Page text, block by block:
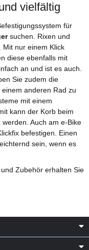
vielfältig
für
suchen. Rixen und
Mit nur einem Klick
diese ebenfalls mit
an und ist es auch.
Sie zudem die
einem anderen Rad zu
mit einem
kann der Korb beim
werden. Auch am e-Bike
befestigen. Einen
sein, wenn es
Zubehör erhalten Sie